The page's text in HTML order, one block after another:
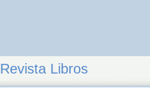
Revista Libros